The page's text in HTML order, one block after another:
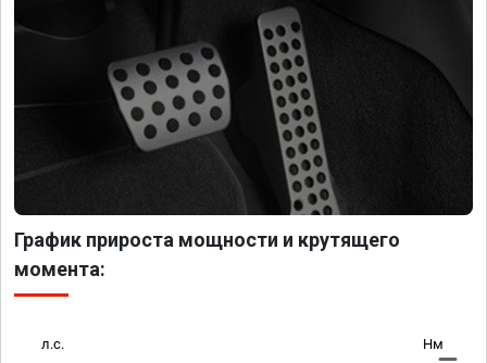
График прироста мощности и крутящего
момента:
л.с. Нм